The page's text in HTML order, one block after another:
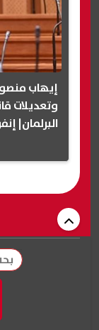
وتعديلات
البرلمان|
بحث